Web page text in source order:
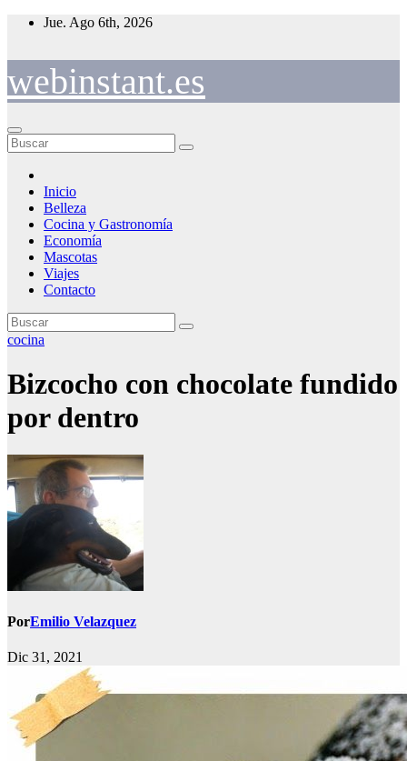
Saltar
Jue. Ago 6th, 2026
webinstant.es
Inicio
Belleza
Cocina y Gastronomía
Economía
Mascotas
Viajes
Contacto
cocina
Bizcocho con chocolate fundido
por dentro
PorEmilio Velazquez
Dic 31, 2021